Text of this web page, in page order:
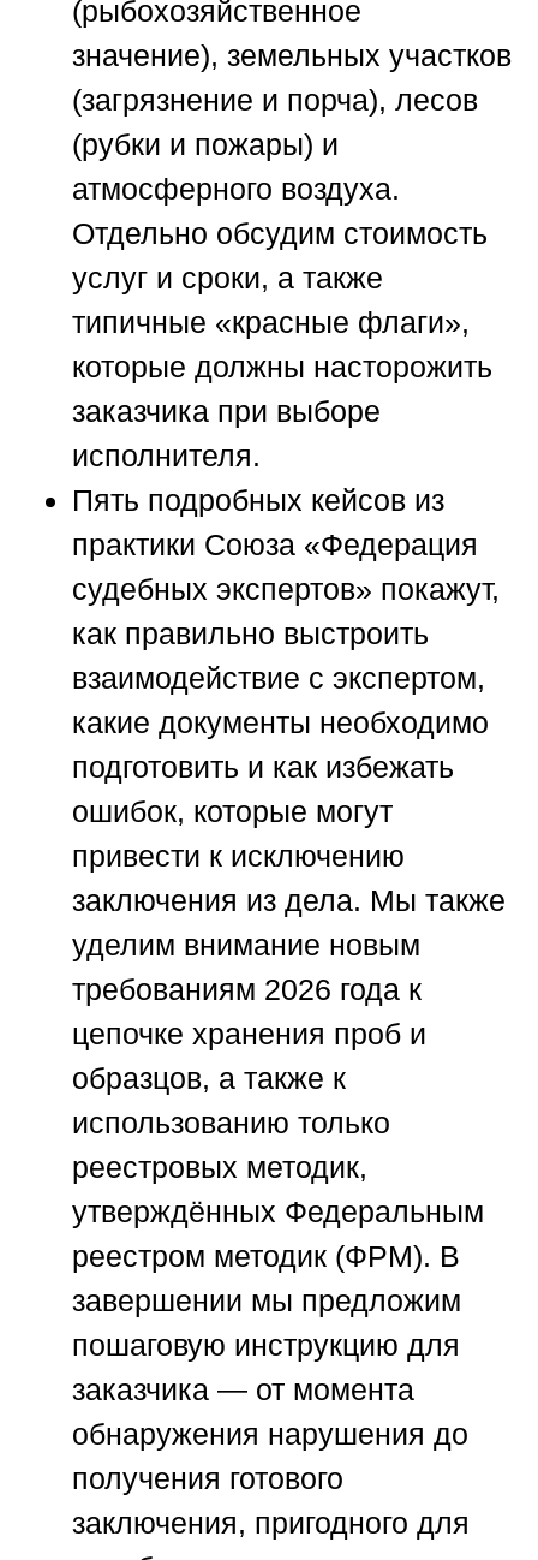
(рыбохозяйственное
значение), земельных участков
(загрязнение и порча), лесов
(рубки и пожары) и
атмосферного воздуха.
Отдельно обсудим стоимость
услуг и сроки, а также
типичные «красные флаги»,
которые должны насторожить
заказчика при выборе
исполнителя.
Пять подробных кейсов из
практики Союза «Федерация
судебных экспертов» покажут,
как правильно выстроить
взаимодействие с экспертом,
какие документы необходимо
подготовить и как избежать
ошибок, которые могут
привести к исключению
заключения из дела. Мы также
уделим внимание новым
требованиям 2026 года к
цепочке хранения проб и
образцов, а также к
использованию только
реестровых методик,
утверждённых Федеральным
реестром методик (ФРМ). В
завершении мы предложим
пошаговую инструкцию для
заказчика — от момента
обнаружения нарушения до
получения готового
заключения, пригодного для